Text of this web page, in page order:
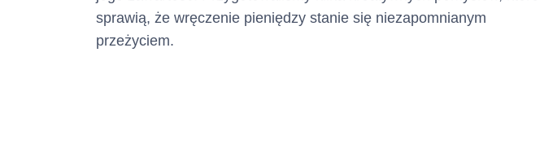
sprawią, że wręczenie pieniędzy stanie się niezapomnianym
przeżyciem.